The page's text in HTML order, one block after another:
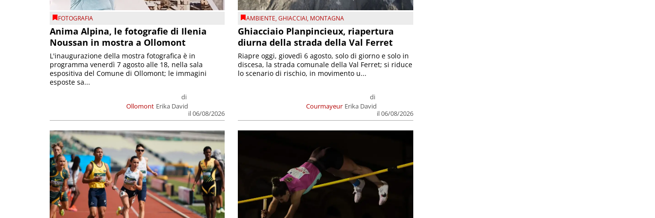
FOTOGRAFIA
Anima Alpina, le fotografie di Ilenia
Noussan in mostra a Ollomont
Ollomont
di
Erika David
il 06/08/2026
L'inaugurazione della mostra fotografica è in
programma venerdì 7 agosto alle 18, nella sala
espositiva del Comune di Ollomont; le immagini
esposte sa...
AMBIENTE,GHIACCIAI, MONTAGNA
Ghiacciaio Planpincieux, riapertura
diurna della strada della Val Ferret
Courmayeur
di
Erika David
il 06/08/2026
Riapre oggi, giovedì 6 agosto, solo di giorno e solo in
discesa, la strada comunale della Val Ferret; si riduce
lo scenario di rischio, in movimento u...